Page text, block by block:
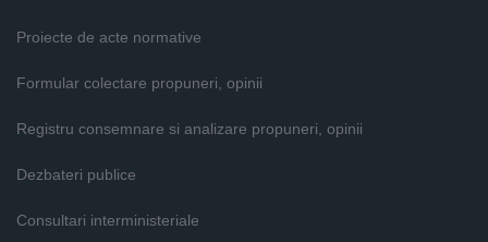
Proiecte de acte normative
Formular colectare propuneri, opinii
Registru consemnare si analizare propuneri, opinii
Dezbateri publice
Consultari interministeriale